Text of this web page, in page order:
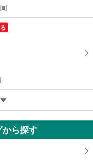
町
ら探す